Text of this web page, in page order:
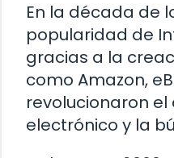
En la década de
popularidad de
gracias a la
como Amazon,
revolucionaron
electrónico y la